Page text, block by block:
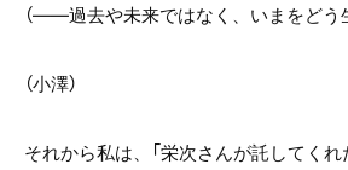
（――過去や未来ではなく、いまをどう
（小澤）
それから私は、「栄次さんが託してく